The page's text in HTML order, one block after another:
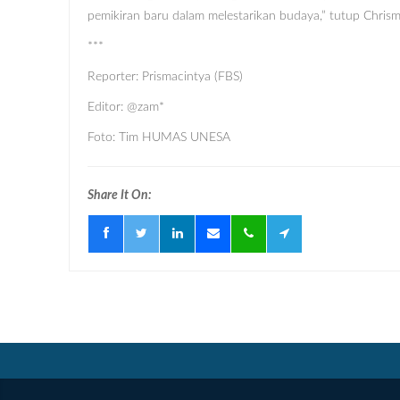
pemikiran baru dalam melestarikan budaya,” tutup
***
Reporter: Prismacintya (FBS)
Editor: @zam*
Foto: Tim HUMAS UNESA
Share It On: